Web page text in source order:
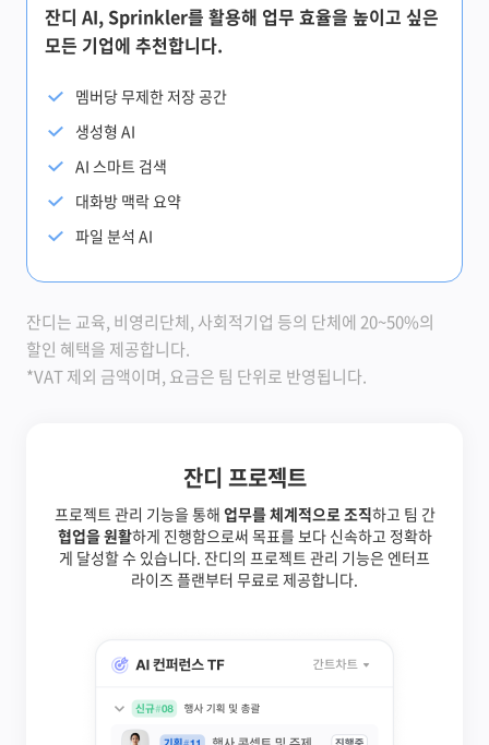
잔디 AI, Sprinkler를 활용해 업무 효율을 높이고 싶은
모든 기업에 추천합니다.
멤버당 무제한 저장 공간
생성형 AI
AI 스마트 검색
대화방 맥락 요약
파일 분석 AI
잔디는 교육, 비영리단체, 사회적기업 등의 단체에 20~50%의
할인 혜택을 제공합니다.
*VAT 제외 금액이며, 요금은 팀 단위로 반영됩니다.
잔디 프로젝트
프로젝트 관리 기능을 통해 업무를 체계적으로 조직하고 팀 간
협업을 원활하게 진행함으로써 목표를 보다 신속하고 정확하
게 달성할 수 있습니다. 잔디의 프로젝트 관리 기능은 엔터프
라이즈 플랜부터 무료로 제공합니다.